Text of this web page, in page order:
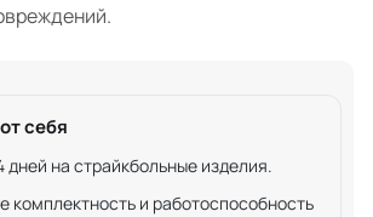
себя
дней на страйкбольные изделия.
комплектность и работоспособность